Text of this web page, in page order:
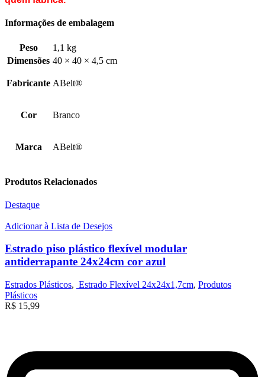
Informações de embalagem
Peso
1,1 kg
Dimensões 40 × 40 × 4,5 cm
Fabricante ABelt®
Cor Branco
Marca ABelt®
Produtos Relacionados
Destaque
Adicionar à Lista de Desejos
Estrado piso plástico flexível modular
antiderrapante 24x24cm cor azul
Estrados Plásticos, Estrado Flexível 24x24x1,7cm, Produtos
Plásticos
R$ 15,99